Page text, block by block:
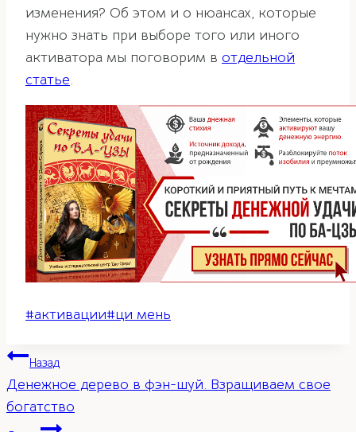
изменения? Об этом и о нюансах, которые
нужно знать при выборе того или иного
активатора мы поговорим в отдельной
статье.
Метки
#активации#ци мень
Навигация
по
Назад
Денежное дерево в фэн-шуй. Взращиваем свое
богатство